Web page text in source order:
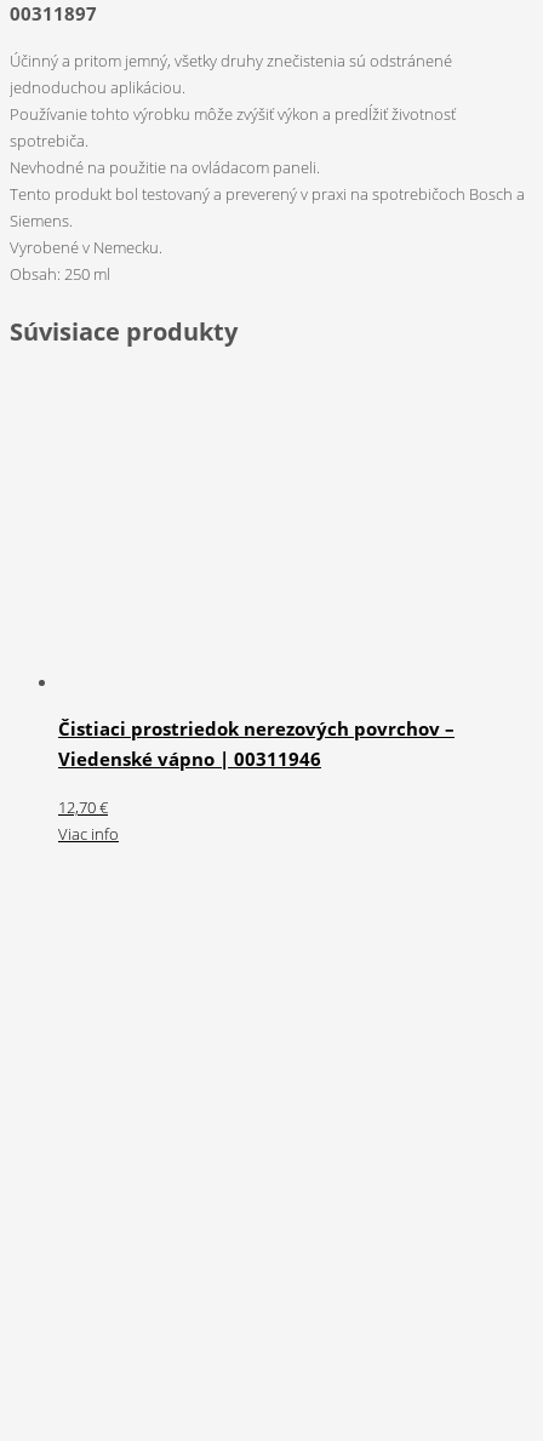
00311897
Účinný a pritom jemný, všetky druhy znečistenia sú odstránené
jednoduchou aplikáciou.
Používanie tohto výrobku môže zvýšiť výkon a predĺžiť životnosť
spotrebiča.
Nevhodné na použitie na ovládacom paneli.
Tento produkt bol testovaný a preverený v praxi na spotrebičoch Bosch a
Siemens.
Vyrobené v Nemecku.
Obsah: 250 ml
Súvisiace produkty
Čistiaci prostriedok nerezových povrchov –
Viedenské vápno | 00311946
12,70€
Viac info